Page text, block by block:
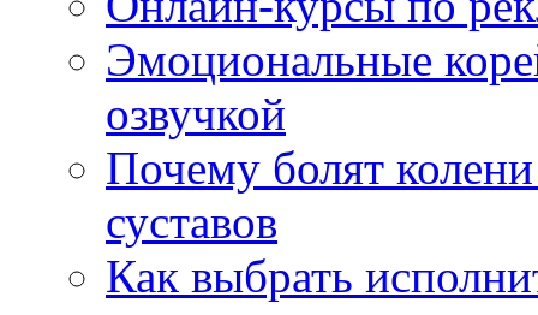
Эмоциональные
озвучкой
Почему болят
суставов
Как выбрать